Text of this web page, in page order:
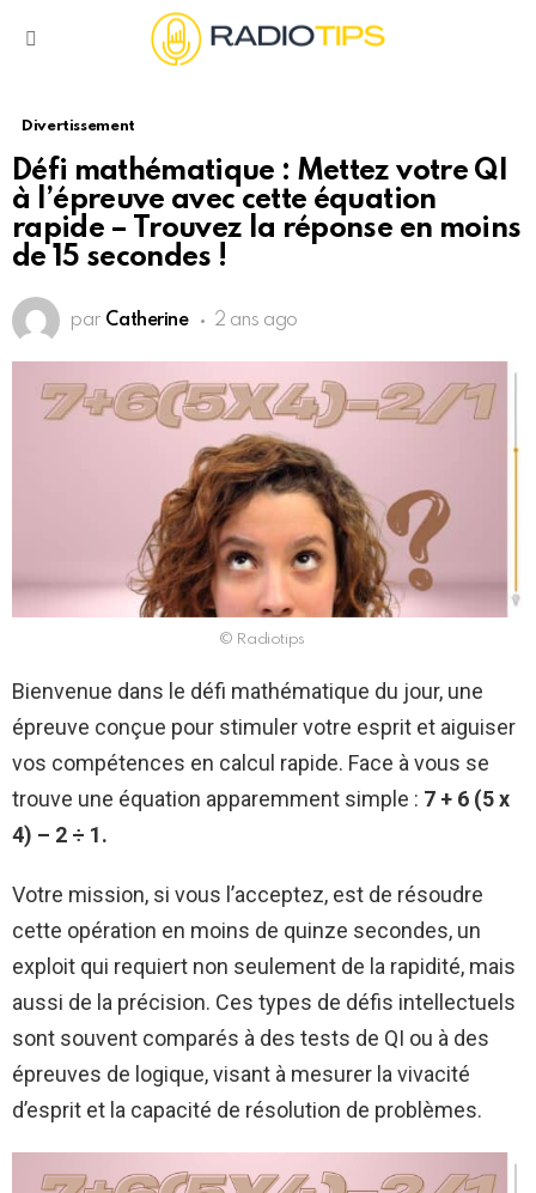
Divertissement
Défi mathématique : Mettez votre QI
à l’épreuve avec cette équation
rapide – Trouvez la réponse en moins
de 15 secondes !
par Catherine 2 ans ago
© Radiotips
Bienvenue dans le défi mathématique du jour, une
épreuve conçue pour stimuler votre esprit et aiguiser
vos compétences en calcul rapide. Face à vous se
trouve une équation apparemment simple : 7 + 6 (5 x
4) – 2 ÷ 1.
Votre mission, si vous l’acceptez, est de résoudre
cette opération en moins de quinze secondes, un
exploit qui requiert non seulement de la rapidité, mais
aussi de la précision. Ces types de défis intellectuels
sont souvent comparés à des tests de QI ou à des
épreuves de logique, visant à mesurer la vivacité
d’esprit et la capacité de résolution de problèmes.